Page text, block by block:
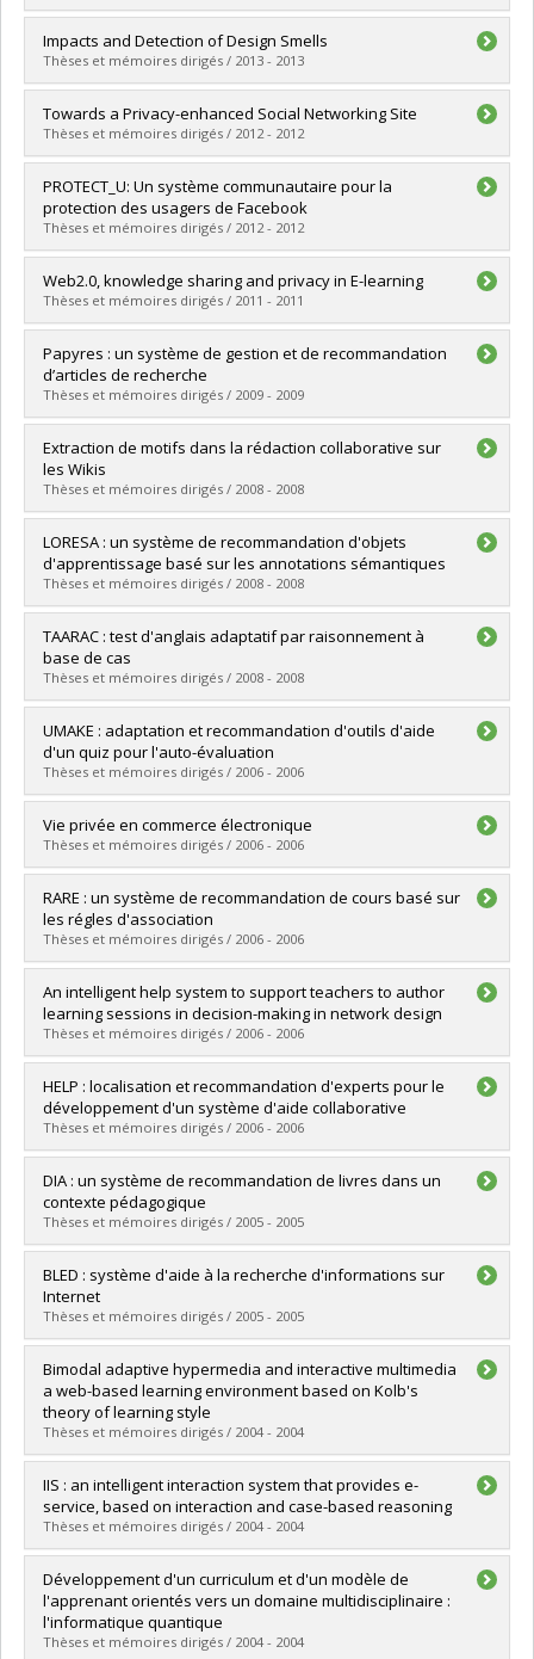
Lien vers le document dans Papyrus
Graduate :Hélou, Charles
Cycle : Doctoral
Grade :Ph. D.
Lien vers le document dans Papyrus
Impacts and Detection of Design Smells
Thèses et mémoires dirigés / 2013 - 2013
Graduate :Maiga, Abdou
Cycle : Doctoral
Grade :Ph. D.
Lien vers le document dans Papyrus
Towards a Privacy-enhanced Social Networking Site
Thèses et mémoires dirigés / 2012 - 2012
Graduate : Ho, Ai Thanh
Cycle :Doctoral
Grade :Ph. D.
Lien vers le document dans Papyrus
PROTECT_U: Un système communautaire pour la
protection des usagers de Facebook
Thèses et mémoires dirigés / 2012 - 2012
Graduate :Gandouz, Ala Eddine
Cycle : Master's
Grade :M. Sc.
Lien vers le document dans Papyrus
Web2.0, knowledge sharing and privacy in E-learning
Thèses et mémoires dirigés / 2011 - 2011
Graduate :Hage, Hicham
Cycle :Doctoral
Grade :Ph. D.
Lien vers le document dans Papyrus
Papyres : un système de gestion et de recommandation
d’articles de recherche
Thèses et mémoires dirigés / 2009 - 2009
Graduate :Naak, Amine
Cycle :Master's
Grade :M. Sc.
Lien vers le document dans Papyrus
Extraction de motifs dans la rédaction collaborative sur
les Wikis
Thèses et mémoires dirigés / 2008 - 2008
Graduate : Uwatowenimana, Jeanne d'Arc
Cycle :Master's
Grade :M. Sc.
Lien vers le document dans Papyrus
LORESA : un système de recommandation d'objets
d'apprentissage basé sur les annotations sémantiques
Thèses et mémoires dirigés / 2008 - 2008
Graduate :Benlizidia, Sihem
Cycle :Master's
Grade :M. Sc.
Lien vers le document dans Papyrus
TAARAC : test d'anglais adaptatif par raisonnement à
base de cas
Thèses et mémoires dirigés / 2008 - 2008
Graduate :Lakhlili, Zakia
Cycle :Master's
Grade :M. Sc.
Lien vers le document dans Papyrus
UMAKE : adaptation et recommandation d'outils d'aide
d'un quiz pour l'auto-évaluation
Thèses et mémoires dirigés / 2006 - 2006
Graduate :Mabrouk, Moez
Cycle : Master's
Grade :M. Sc.
Lien vers le document dans Papyrus
Vie privée en commerce électronique
Thèses et mémoires dirigés / 2006 - 2006
Graduate :Mani Onana, Flavien Serge
Cycle :Doctoral
Grade :Ph. D.
Lien vers le document dans Papyrus
RARE : un système de recommandation de cours basé sur
les régles d'association
Thèses et mémoires dirigés / 2006 - 2006
Graduate :Bendakir, Narimel
Cycle :Master's
Grade :M. Sc.
Lien vers le document dans Papyrus
An intelligent help system to support teachers to author
learning sessions in decision-making in network design
Thèses et mémoires dirigés / 2006 - 2006
Graduate :Rodríguez, Arnoldo
Cycle :Doctoral
Grade :Ph. D.
Lien vers le document dans Papyrus
HELP : localisation et recommandation d'experts pour le
développement d'un système d'aide collaborative
Thèses et mémoires dirigés / 2006 - 2006
Graduate :Saleman, Anita
Cycle :Master's
Grade :M. Sc.
Lien vers le document dans Papyrus
DIA : un système de recommandation de livres dans un
contexte pédagogique
Thèses et mémoires dirigés / 2005 - 2005
Graduate :Yammine, Kamal
Cycle :Master's
Grade :M. Sc.
Lien vers le document dans Papyrus
BLED : système d'aide à la recherche d'informations sur
Internet
Thèses et mémoires dirigés / 2005 - 2005
Graduate :Bakour, Kamal
Cycle :Master's
Grade :M. Sc.
Lien vers le document dans Papyrus
Bimodal adaptive hypermedia and interactive multimedia
a web-based learning environment based on Kolb's
theory of learning style
Thèses et mémoires dirigés / 2004 - 2004
Graduate :Salehian, Bahram
Cycle :Master's
Grade :M. Sc.
Lien vers le document dans Papyrus
IIS : an intelligent interaction system that provides e-
service, based on interaction and case-based reasoning
Thèses et mémoires dirigés / 2004 - 2004
Graduate :Mhanna, Samir
Cycle :Master's
Grade :M. Sc.
Lien vers le document dans Papyrus
Développement d'un curriculum et d'un modèle de
l'apprenant orientés vers un domaine multidisciplinaire :
l'informatique quantique
Thèses et mémoires dirigés / 2004 - 2004